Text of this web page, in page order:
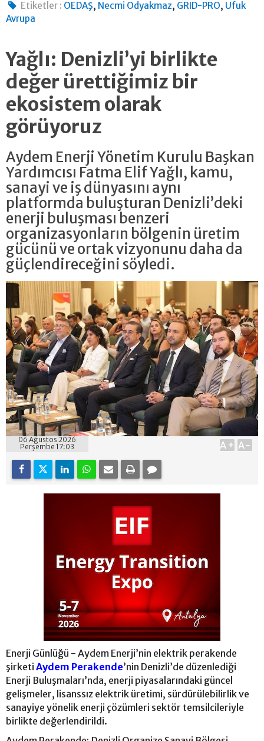
Etiketler : OEDAŞ, Necmi Odyakmaz, GRID-PRO, Ufuk
Avrupa
Yağlı: Denizli’yi birlikte
değer ürettiğimiz bir
ekosistem olarak
görüyoruz
Aydem Enerji Yönetim Kurulu Başkan
Yardımcısı Fatma Elif Yağlı, kamu,
sanayi ve iş dünyasını aynı
platformda buluşturan Denizli’deki
enerji buluşması benzeri
organizasyonların bölgenin üretim
gücünü ve ortak vizyonunu daha da
güçlendireceğini söyledi.
06 Ağustos 2026
Perşembe 17:03
A+ A-
Enerji Günlüğü - Aydem Enerji’nin elektrik perakende
şirketi Aydem Perakende’nin Denizli’de düzenlediği
Enerji Buluşmaları’nda, enerji piyasalarındaki güncel
gelişmeler, lisanssız elektrik üretimi, sürdürülebilirlik ve
sanayiye yönelik enerji çözümleri sektör temsilcileriyle
birlikte değerlendirildi.